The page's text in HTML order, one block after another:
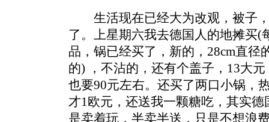
生活现在已经大为改观，被子，
了。上星期六我去德国人的地摊买(
品，锅已经买了，新的，28cm直径
的) ，不沾的，还有个盖子，13大
也要90元左右。还买了两口小锅，
才1欧元，还送我一颗糖吃，其实
是卖着玩，半卖半送，只是不想浪